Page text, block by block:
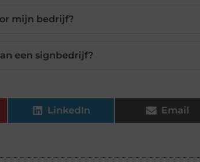
mijn bedrijf?
een signbedrijf?
LinkedIn Email